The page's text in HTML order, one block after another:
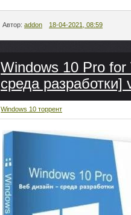
Автор: addon 18-04-2021, 08:59
Windows 10 Pro
среда
Windows 10 торрент